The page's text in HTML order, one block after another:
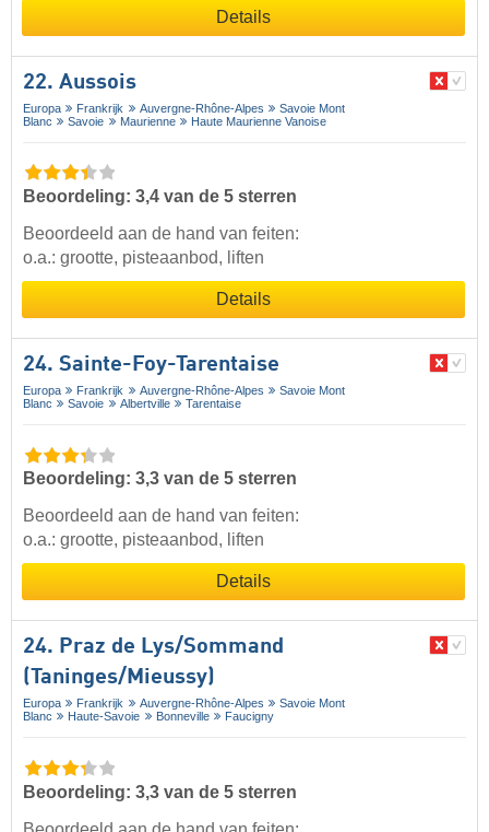
Details
22. Aussois
Europa Frankrijk Auvergne-Rhône-Alpes
Savoie Mont
Blanc
Savoie Maurienne Haute Maurienne Vanoise
Beoordeling: 3,4 van de 5 sterren
Beoordeeld aan de hand van feiten:
o.a.: grootte, pisteaanbod, liften
Details
24. Sainte-Foy-Tarentaise
Europa Frankrijk Auvergne-Rhône-Alpes
Savoie Mont
Blanc
Savoie Albertville Tarentaise
Beoordeling: 3,3 van de 5 sterren
Beoordeeld aan de hand van feiten:
o.a.: grootte, pisteaanbod, liften
Details
24. Praz de Lys/​Sommand
(Taninges/​Mieussy)
Europa Frankrijk Auvergne-Rhône-Alpes
Savoie Mont
Blanc
Haute-Savoie Bonneville Faucigny
Beoordeling: 3,3 van de 5 sterren